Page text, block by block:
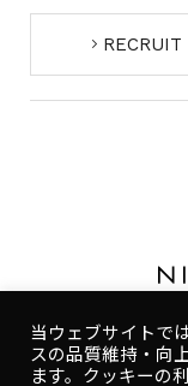
RECRUIT
当ウェブサイトで
スの品質維持・向
ます。クッキーの